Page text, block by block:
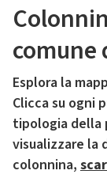
comune
Esplora la
Clicca su ogni
tipologia della
visualizzare la
colonnina,